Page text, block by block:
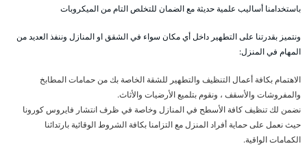
باستخدامنا أساليب علمية حديثة مع الضمان للتخلص التام من الميكروبات
ونتميز بقدرتنا على التطهير داخل أي مكان سواء في الشقق او المنازل وننفذ العديد من
المهام في المنزل:
الاهتمام بكافة أعمال التنظيف والتطهير للشقة الخاصة بك من حمامات المطابخ
والمفروشات والأسقف ، ونقوم بتلميع الأرضيات والأثاث.
نضمن لك تنظيف كافة الأسطح في المنازل وخاصة في ظرف انتشار فايروس كورونا
حيث نعمل على حماية أفراد المنزل مع التزامنا بكافة الشروط الوقائية بارتدائنا
الكمامات الواقية.